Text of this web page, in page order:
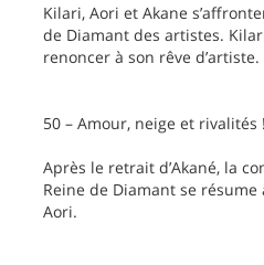
Kilari, Aori et Akane
de Diamant des artistes.
renoncer à son rêve d’artiste.
50 – Amour, neige et rivalités
Après le retrait d’Akané, la
Reine de Diamant se
Aori.